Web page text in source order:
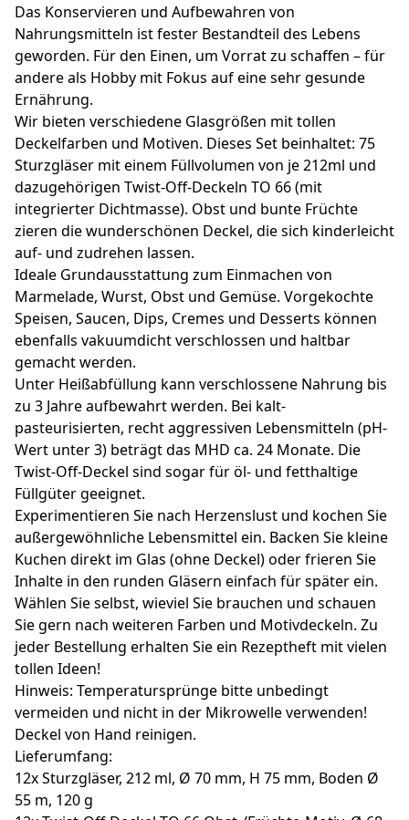
Das Konservieren und Aufbewahren von
Nahrungsmitteln ist fester Bestandteil des Lebens
geworden. Für den Einen, um Vorrat zu schaffen – für
andere als Hobby mit Fokus auf eine sehr gesunde
Ernährung.
Wir bieten verschiedene Glasgrößen mit tollen
Deckelfarben und Motiven. Dieses Set beinhaltet: 75
Sturzgläser mit einem Füllvolumen von je 212ml und
dazugehörigen Twist-Off-Deckeln TO 66 (mit
integrierter Dichtmasse). Obst und bunte Früchte
zieren die wunderschönen Deckel, die sich kinderleicht
auf- und zudrehen lassen.
Ideale Grundausstattung zum Einmachen von
Marmelade, Wurst, Obst und Gemüse. Vorgekochte
Speisen, Saucen, Dips, Cremes und Desserts können
ebenfalls vakuumdicht verschlossen und haltbar
gemacht werden.
Unter Heißabfüllung kann verschlossene Nahrung bis
zu 3 Jahre aufbewahrt werden. Bei kalt-
pasteurisierten, recht aggressiven Lebensmitteln (pH-
Wert unter 3) beträgt das MHD ca. 24 Monate. Die
Twist-Off-Deckel sind sogar für öl- und fetthaltige
Füllgüter geeignet.
Experimentieren Sie nach Herzenslust und kochen Sie
außergewöhnliche Lebensmittel ein. Backen Sie kleine
Kuchen direkt im Glas (ohne Deckel) oder frieren Sie
Inhalte in den runden Gläsern einfach für später ein.
Wählen Sie selbst, wieviel Sie brauchen und schauen
Sie gern nach weiteren Farben und Motivdeckeln. Zu
jeder Bestellung erhalten Sie ein Rezeptheft mit vielen
tollen Ideen!
Hinweis: Temperatursprünge bitte unbedingt
vermeiden und nicht in der Mikrowelle verwenden!
Deckel von Hand reinigen.
Lieferumfang:
12x Sturzgläser, 212 ml, Ø 70 mm, H 75 mm, Boden Ø
55 m, 120 g